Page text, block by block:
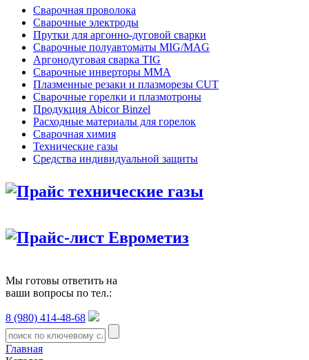
Сварочная проволока
Сварочные электроды
Прутки для аргонно-дуговой сварки
Сварочные полуавтоматы MIG/MAG
Аргонодуговая сварка TIG
Сварочные инверторы MMA
Плазменные резаки и плазморезы CUT
Сварочные горелки и плазмотроны
Продукция Abicor Binzel
Расходные материалы для горелок
Сварочная химия
Технические газы
Средства индивидуальной защиты
Прайс технические газы
Прайс-лист Еврометиз
Мы готовы ответить на
ваши вопросы по тел.:
8 (980) 414-48-68
Главная